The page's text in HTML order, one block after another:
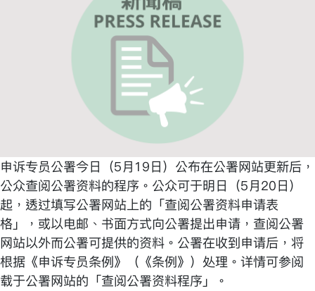
申诉专员公署今日（5月19日）公布在公署网站更新后，
公众查阅公署资料的程序。公众可于明日（5月20日）
起，透过填写公署网站上的「查阅公署资料申请表
格」，或以电邮、书面方式向公署提出申请，查阅公署
网站以外而公署可提供的资料。公署在收到申请后，将
根据《申诉专员条例》（《条例》）处理。详情可参阅
载于公署网站的「查阅公署资料程序」。